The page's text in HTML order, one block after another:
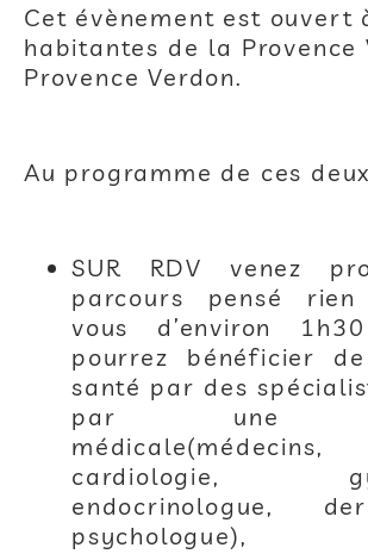
Cet évènement est ouvert
habitantes de la Provence
Provence Verdon.
Au programme de ces
SUR RDV venez
parcours pensé
vous d’environ
pourrez bénéficier
santé par des
par une
médicale(médecins,
cardiologie,
endocrinologue,
psychologue),